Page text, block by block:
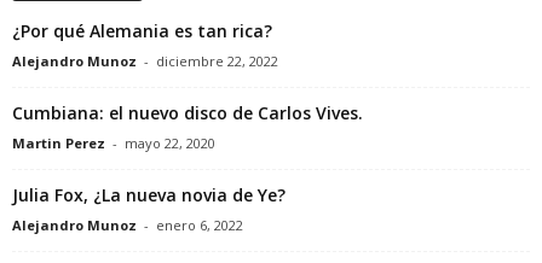
¿Por qué Alemania es tan rica?
Alejandro Munoz - diciembre 22, 2022
Cumbiana: el nuevo disco de Carlos Vives.
Martin Perez - mayo 22, 2020
Julia Fox, ¿La nueva novia de Ye?
Alejandro Munoz - enero 6, 2022